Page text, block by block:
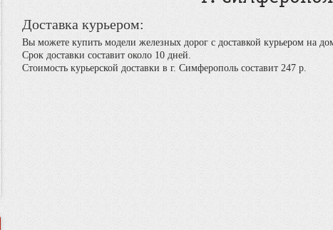
Доставка курьером:
Вы можете купить модели железных дорог с доставкой курьером на
Срок доставки составит около 10 дней.
Стоимость курьерской доставки в г. Симферополь составит 247 р.